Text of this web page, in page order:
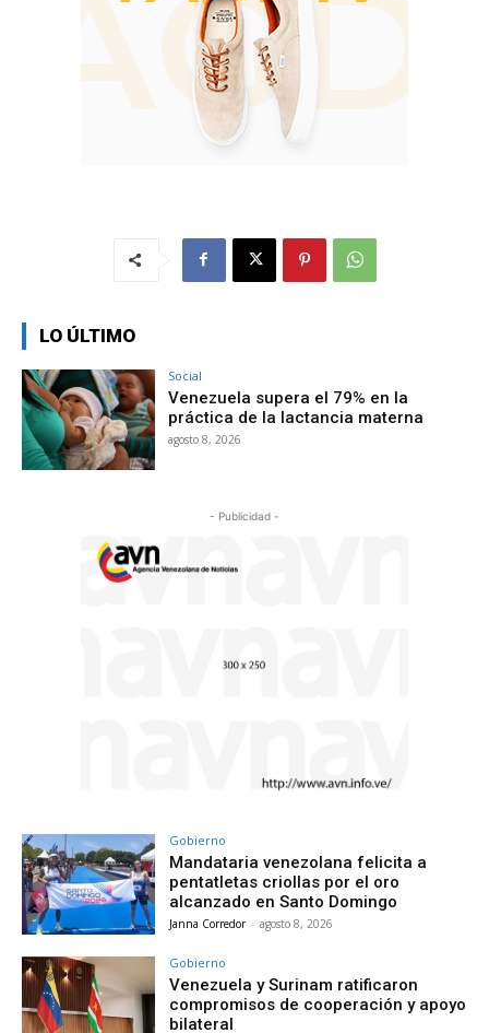
LO ÚLTIMO
Social
Venezuela supera el 79% en la
práctica de la lactancia materna
agosto 8, 2026
- Publicidad -
Gobierno
Mandataria venezolana felicita a
pentatletas criollas por el oro
alcanzado en Santo Domingo
Janna Corredor - agosto 8, 2026
Gobierno
Venezuela y Surinam ratificaron
compromisos de cooperación y apoyo
bilateral